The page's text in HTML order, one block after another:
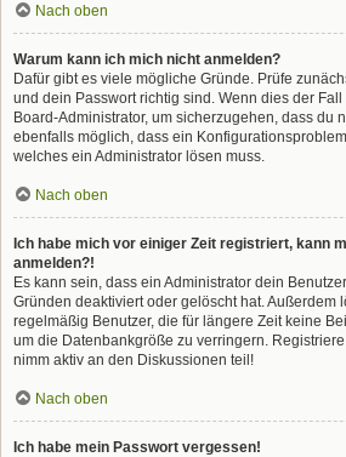
Nach oben
Warum kann ich mich nicht anmelden?
Dafür gibt es viele mögliche Gründe. Prüfe
und dein Passwort richtig sind. Wenn dies der
Board-Administrator, um sicherzugehen, dass du
ebenfalls möglich, dass ein
welches ein Administrator lösen muss.
Nach oben
Ich habe mich vor einiger Zeit registriert, kann
anmelden?!
Es kann sein, dass ein Administrator dein
Gründen deaktiviert oder gelöscht hat. Außerdem
regelmäßig Benutzer, die für längere Zeit keine
um die Datenbankgröße zu verringern.
nimm aktiv an den Diskussionen teil!
Nach oben
Ich habe mein Passwort vergessen!